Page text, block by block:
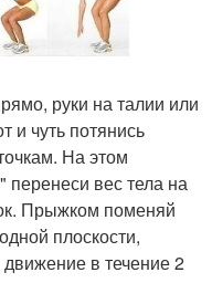
руки на талии или
и чуть потянись
На этом
перенеси вес тела на
Прыжком поменяй
плоскости,
в течение 2